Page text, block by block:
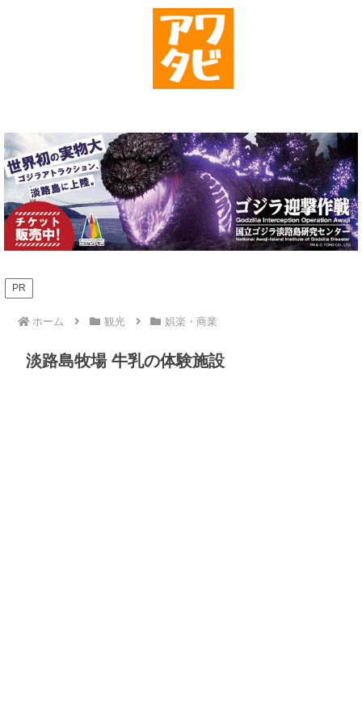
PR
ホーム 観光 娯楽・商業
淡路島牧場 牛乳の体験施設